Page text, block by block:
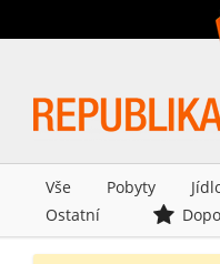
Vše Pobyty
Ostatní